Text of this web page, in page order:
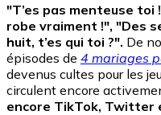
"T’es pas menteuse toi
robe vraiment !", "Des
huit, t’es qui toi ?". De
épisodes de 4 mariages
devenus cultes pour les
circulent encore
encore TikTok, Twitter